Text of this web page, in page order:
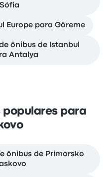
Europe para Göreme
ônibus de Istanbul
Antalya
populares para
ônibus de Primorsko